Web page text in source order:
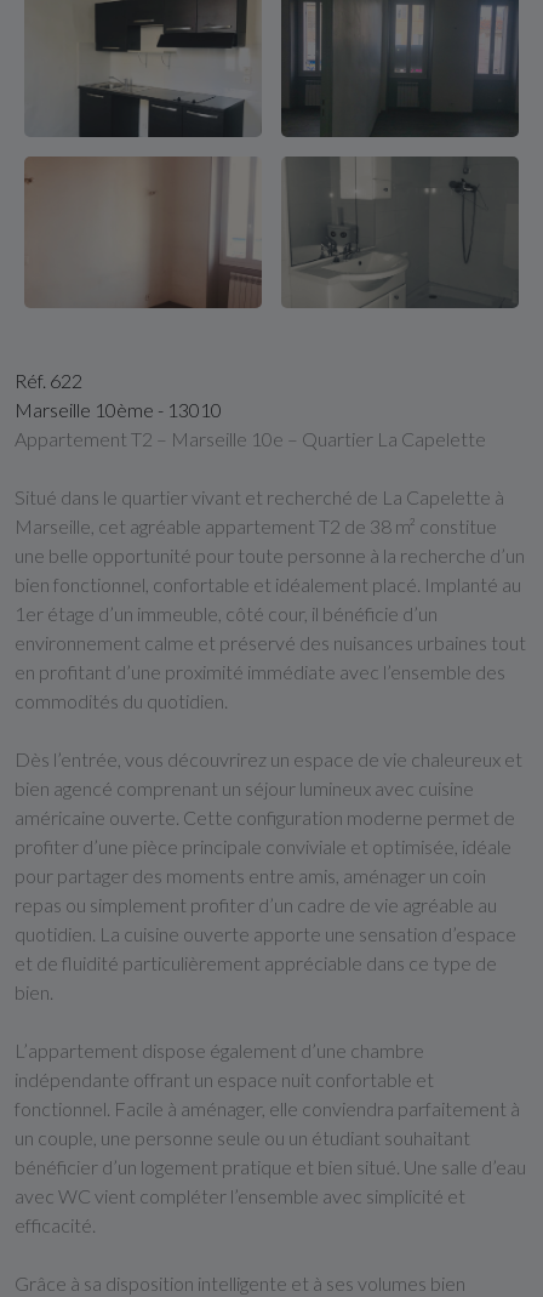
Réf. 622
Marseille 10ème - 13010
Appartement T2 – Marseille 10e – Quartier La Capelette
Situé dans le quartier vivant et recherché de La Capelette à
Marseille, cet agréable appartement T2 de 38 m² constitue
une belle opportunité pour toute personne à la recherche d’un
bien fonctionnel, confortable et idéalement placé. Implanté au
1er étage d’un immeuble, côté cour, il bénéficie d’un
environnement calme et préservé des nuisances urbaines tout
en profitant d’une proximité immédiate avec l’ensemble des
commodités du quotidien.
Dès l’entrée, vous découvrirez un espace de vie chaleureux et
bien agencé comprenant un séjour lumineux avec cuisine
américaine ouverte. Cette configuration moderne permet de
profiter d’une pièce principale conviviale et optimisée, idéale
pour partager des moments entre amis, aménager un coin
repas ou simplement profiter d’un cadre de vie agréable au
quotidien. La cuisine ouverte apporte une sensation d’espace
et de fluidité particulièrement appréciable dans ce type de
bien.
L’appartement dispose également d’une chambre
indépendante offrant un espace nuit confortable et
fonctionnel. Facile à aménager, elle conviendra parfaitement à
un couple, une personne seule ou un étudiant souhaitant
bénéficier d’un logement pratique et bien situé. Une salle d’eau
avec WC vient compléter l’ensemble avec simplicité et
efficacité.
Grâce à sa disposition intelligente et à ses volumes bien